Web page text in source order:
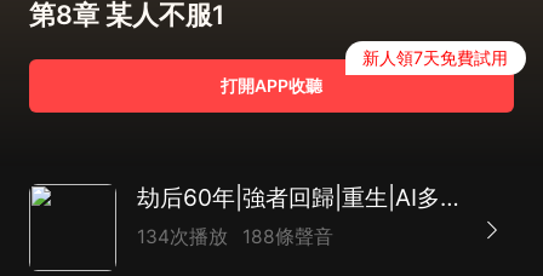
第8章 某人不服1
打開APP收聽
新人領7天免費試用
劫后60年|強者回歸|重生|AI多播
134次播放 188條聲音